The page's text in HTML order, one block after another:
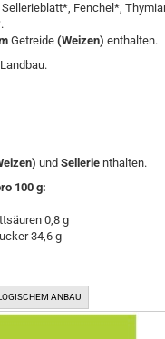
Fenchel*,
Getreide(Weizen) enthalten.
undSellerie nthalten.
100 g:
0,8 g
34,6 g
ANBAU